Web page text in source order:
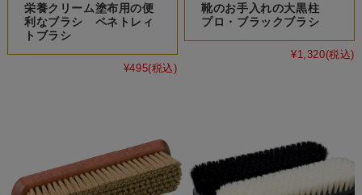
栄養クリーム塗布用の便
利なブラシ ペネトレィ
トブラシ
¥495(税込)
靴のお手入れの大黒柱
プロ・ブラックブラシ
¥1,320(税込)